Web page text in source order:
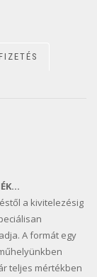
a kivitelezésig
A formát egy
teljes mértékben